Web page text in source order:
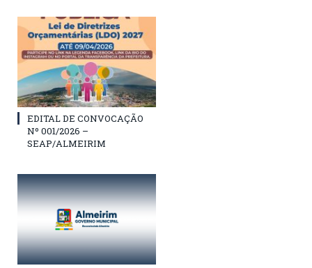
EDITAL DE CONVOCAÇÃO
Nº 001/2026 –
SEAP/ALMEIRIM